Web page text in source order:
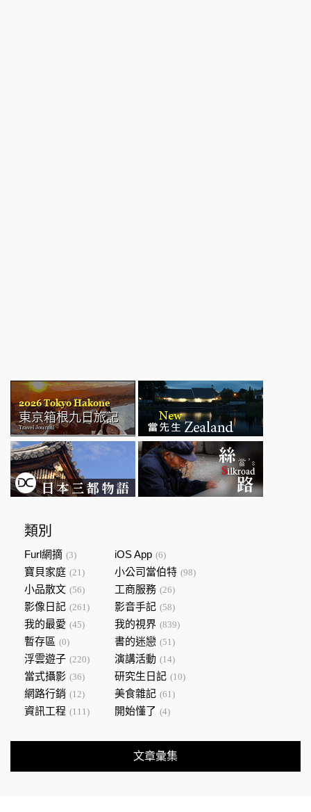
類別
Furl網摘 (3) iOS App (6)
寶貝家庭 (21) 小公司當伯特 (98)
小品散文 (56) 工商服務 (26)
影像日記 (261) 影音手記 (58)
我的最愛 (45) 我的視界 (839)
暫存區 (0) 書的迷戀 (51)
浮雲遊子 (220) 演講活動 (14)
當式攝影 (36) 研究生日記 (10)
網路行銷 (12) 美食雜記 (61)
資訊工程 (111) 開始懂了 (4)
文章彙集